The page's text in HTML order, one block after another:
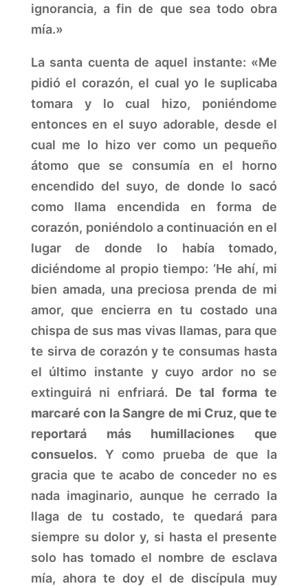
ignorancia, a fin de que sea todo obra
mía.»
La santa cuenta de aquel instante: «Me
pidió el corazón, el cual yo le suplicaba
tomara y lo cual hizo, poniéndome
entonces en el suyo adorable, desde el
cual me lo hizo ver como un pequeño
átomo que se consumía en el horno
encendido del suyo, de donde lo sacó
como llama encendida en forma de
corazón, poniéndolo a continuación en el
lugar de donde lo había tomado,
diciéndome al propio tiempo: ‘He ahí, mi
bien amada, una preciosa prenda de mi
amor, que encierra en tu costado una
chispa de sus mas vivas llamas, para que
te sirva de corazón y te consumas hasta
el último instante y cuyo ardor no se
extinguirá ni enfriará. De tal forma te
marcaré con la Sangre de mi Cruz, que te
reportará más humillaciones que
consuelos. Y como prueba de que la
gracia que te acabo de conceder no es
nada imaginario, aunque he cerrado la
llaga de tu costado, te quedará para
siempre su dolor y, si hasta el presente
solo has tomado el nombre de esclava
mía, ahora te doy el de discípula muy